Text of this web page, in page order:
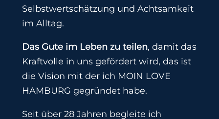
Selbstwertschätzung und Achtsamkeit
im Alltag.
Das Gute im Leben zu teilen, damit das
Kraftvolle in uns gefördert wird, das ist
die Vision mit der ich MOIN LOVE
HAMBURG gegründet habe.
Seit über 28 Jahren begleite ich